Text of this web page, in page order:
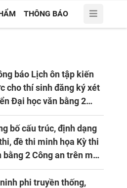
THÔNG BÁO
báo Lịch ôn tập kiến
cho thí sinh đăng ký xét
Đại học văn bằng 2
mới, mở tại Học viện
năm học 2026 - 2027
bố cấu trúc, định dạng
đề thi minh họa Kỳ thi
bằng 2 Công an trên máy
phi truyền thống,